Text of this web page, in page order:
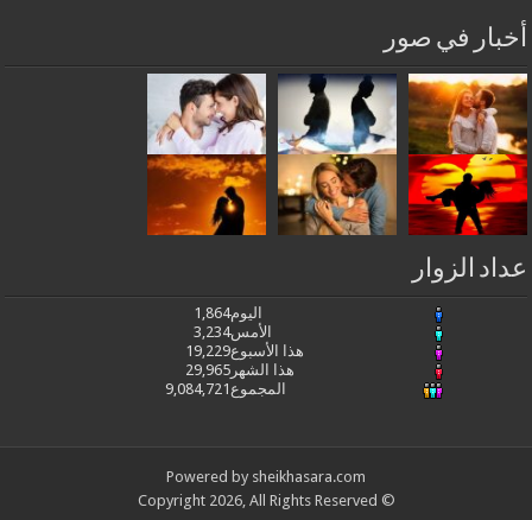
أخبار في صور
عداد الزوار
اليوم1,864
الأمس3,234
هذا الأسبوع19,229
هذا الشهر29,965
المجموع9,084,721
Powered by sheikhasara.com
© Copyright 2026, All Rights Reserved